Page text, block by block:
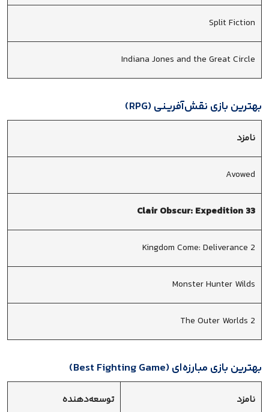
Split Fiction
Indiana Jones and the Great Circle
بهترین بازی نقش‌آفرینی (RPG)
نامزد
Avowed
Clair Obscur: Expedition 33
Kingdom Come: Deliverance 2
Monster Hunter Wilds
The Outer Worlds 2
بهترین بازی مبارزه‌ای (Best Fighting Game)
نامزد توسعه‌دهنده